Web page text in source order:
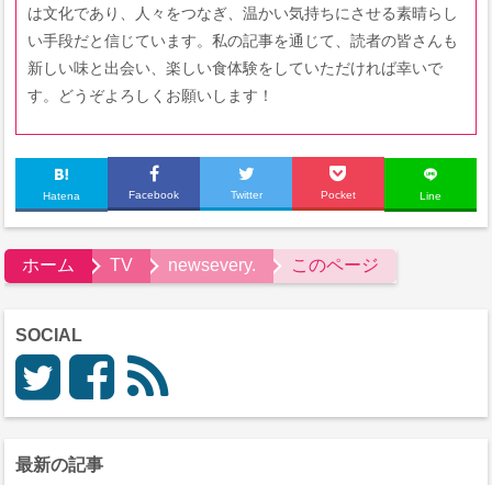
は文化であり、人々をつなぎ、温かい気持ちにさせる素晴らし
い手段だと信じています。私の記事を通じて、読者の皆さんも
新しい味と出会い、楽しい食体験をしていただければ幸いで
す。どうぞよろしくお願いします！
Hatena Facebook Twitter Pocket Line
ホーム TV newsevery. このページ
SOCIAL
最新の記事